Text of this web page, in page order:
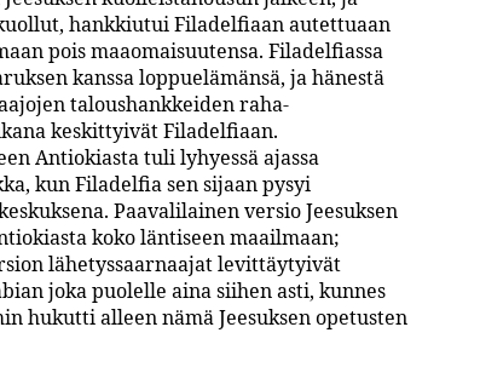
hankkiutui Filadelfiaan autettuaan
pois maaomaisuutensa. Filadelfiassa
kanssa loppuelämänsä, ja hänestä
taloushankkeiden raha-
keskittyivät Filadelfiaan.
Antiokiasta tuli lyhyessä ajassa
kun Filadelfia sen sijaan pysyi
Paavalilainen versio Jeesuksen
koko läntiseen maailmaan;
lähetys­saarnaajat levittäytyivät
joka puolelle aina siihen asti, kunnes
hukutti alleen nämä Jeesuksen opetusten